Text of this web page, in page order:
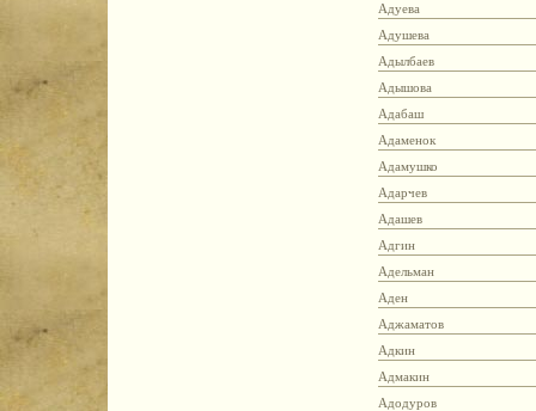
Адуева
Адушева
Адылбаев
Адышова
Адабаш
Адаменок
Адамушко
Адарчев
Адашев
Адгин
Адельман
Аден
Аджаматов
Адкин
Адмакин
Адодуров